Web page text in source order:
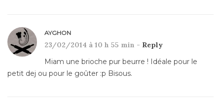
AYGHON
23/02/2014 à 10 h 55 min - Reply
Miam une brioche pur beurre ! Idéale pour le
petit dej ou pour le goûter :p Bisous.